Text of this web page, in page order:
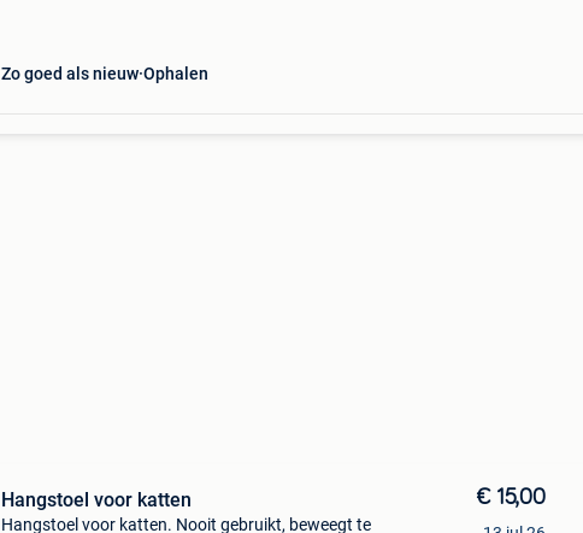
Zo goed als nieuw Ophalen
Hangstoel voor katten
Hangstoel voor katten. Nooit gebruikt, beweegt te
€ 15,00